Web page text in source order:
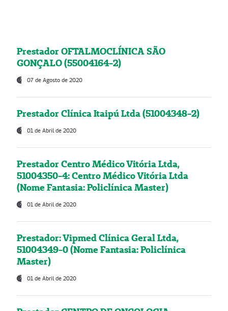
Prestador OFTALMOCLÍNICA SÃO
GONÇALO (55004164-2)
07 de Agosto de 2020
Prestador Clínica Itaipú Ltda (51004348-2)
01 de Abril de 2020
Prestador Centro Médico Vitória Ltda,
51004350-4: Centro Médico Vitória Ltda
(Nome Fantasia: Policlínica Master)
01 de Abril de 2020
Prestador: Vipmed Clínica Geral Ltda,
51004349-0 (Nome Fantasia: Policlínica
Master)
01 de Abril de 2020